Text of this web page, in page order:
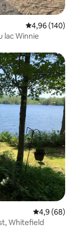
Évaluation
4,96 (140)
lac Winnie
Évaluation
4,9 (68)
Whitefield